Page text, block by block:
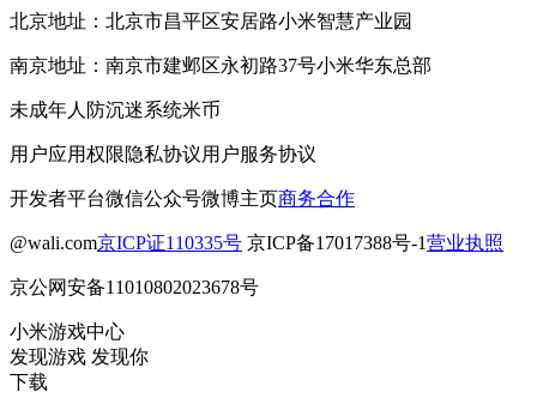
北京地址：北京市昌平区安居路小米智慧产业园
南京地址：南京市建邺区永初路37号小米华东总部
未成年人防沉迷系统米币
用户应用权限隐私协议用户服务协议
开发者平台微信公众号微博主页商务合作
@wali.com京ICP证110335号 京ICP备17017388号-1营业执照
京公网安备11010802023678号
小米游戏中心
发现游戏 发现你
下载